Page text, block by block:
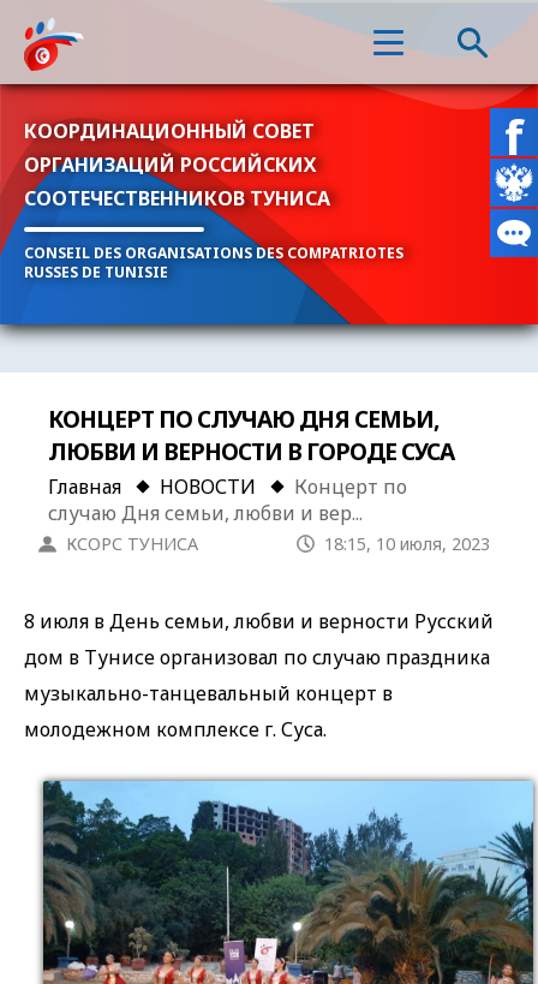
КООРДИНАЦИОННЫЙ СОВЕТ
ОРГАНИЗАЦИЙ РОССИЙСКИХ
СООТЕЧЕСТВЕННИКОВ ТУНИСА
CONSEIL DES ORGANISATIONS DES COMPATRIOTES
RUSSES DE TUNISIE
КОНЦЕРТ ПО СЛУЧАЮ ДНЯ СЕМЬИ,
ЛЮБВИ И ВЕРНОСТИ В ГОРОДЕ СУСА
Главная НОВОСТИ
Концерт по
случаю Дня семьи, любви и вер...
КСОРС ТУНИСА 18:15, 10 июля, 2023
8 июля в День семьи, любви и верности Русский
дом в Тунисе организовал по случаю праздника
музыкально-танцевальный концерт в
молодежном комплексе г. Суса.